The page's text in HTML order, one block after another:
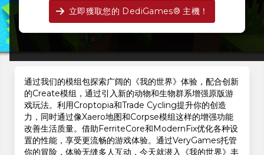
立即獲取您的 DediGames® 主機！
通过我们的模组包探索广阔的《我的世界》体验，配合创新
的Create模组，通过引入新的动物和生物群系增强原版游
戏玩法。利用Croptopia和Trade Cycling提升你的创造
力，同时通过像Xaero地图和Corpse模组这样的增强功能
改善生活质量。借助FerriteCore和ModernFix优化各种设
置的性能，享受更流畅的游戏体验。通过VeryGames托管
你的冒险，体验无缝多人互动，今天就潜入《我的世界》丰